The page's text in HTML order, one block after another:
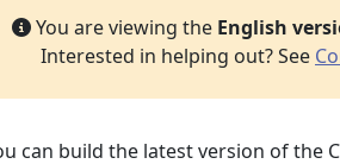
You are viewing the English
Interested in helping out? See
can build the latest version of the